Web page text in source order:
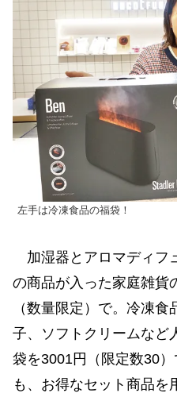
左手は冷凍食品の福袋！
加湿器とアロマディフ
の商品が入った家庭雑貨
（数量限定）で。冷凍
子、ソフトクリームなど
袋を3001円（限定数30
も、お得なセット商品を